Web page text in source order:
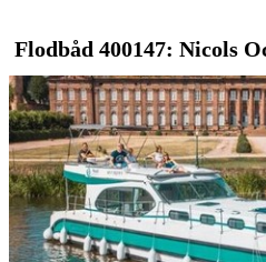
Flodbåd 400147: Nicols